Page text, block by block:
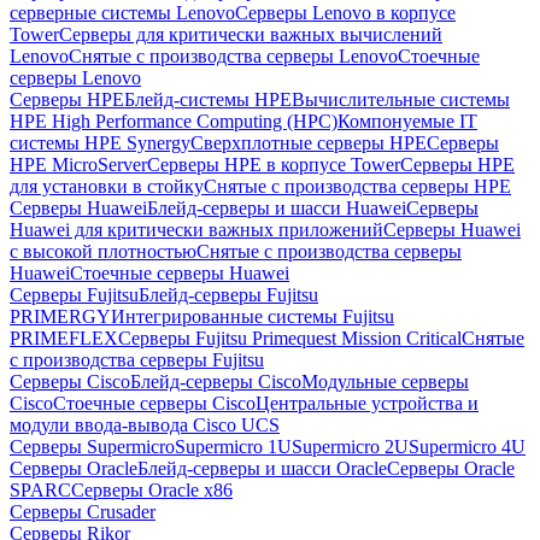
серверные системы LenovoСерверы Lenovo в корпусе
TowerСерверы для критически важных вычислений
LenovoСнятые с производства серверы LenovoСтоечные
серверы Lenovo
Серверы HPEБлейд-системы HPEВычислительные системы
HPE High Performance Computing (HPC)Компонуемые IT
системы HPE SynergyСверхплотные серверы HPEСерверы
HPE MicroServerСерверы HPE в корпусе TowerСерверы HPE
для установки в стойкуСнятые с производства серверы HPE
Серверы HuaweiБлейд-серверы и шасси HuaweiСерверы
Huawei для критически важных приложенийСерверы Huawei
с высокой плотностьюСнятые с производства серверы
HuaweiСтоечные серверы Huawei
Серверы FujitsuБлейд-серверы Fujitsu
PRIMERGYИнтегрированные системы Fujitsu
PRIMEFLEXСерверы Fujitsu Primequest Mission CriticalСнятые
с производства серверы Fujitsu
Серверы CiscoБлейд-серверы CiscoМодульные серверы
CiscoСтоечные серверы CiscoЦентральные устройства и
модули ввода-вывода Cisco UCS
Серверы SupermicroSupermicro 1USupermicro 2USupermicro 4U
Серверы OracleБлейд-серверы и шасси OracleСерверы Oracle
SPARCСерверы Oracle x86
Серверы Crusader
Серверы Rikor